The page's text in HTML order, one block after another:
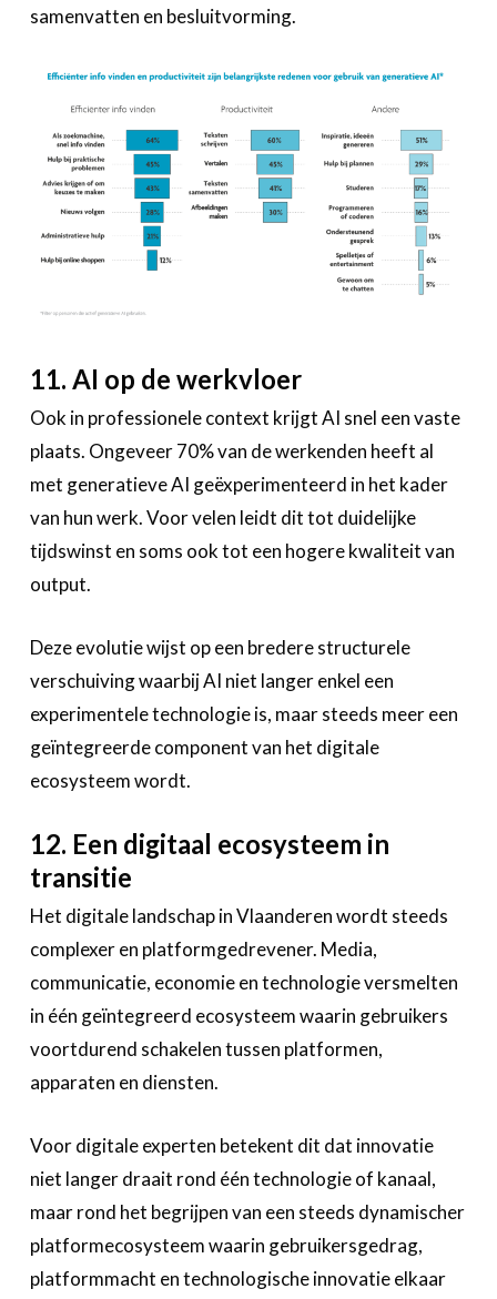
samenvatten en besluitvorming.
11. AI op de werkvloer
Ook in professionele context krijgt AI snel een vaste
plaats. Ongeveer 70% van de werkenden heeft al
met generatieve AI geëxperimenteerd in het kader
van hun werk. Voor velen leidt dit tot duidelijke
tijdswinst en soms ook tot een hogere kwaliteit van
output.
Deze evolutie wijst op een bredere structurele
verschuiving waarbij AI niet langer enkel een
experimentele technologie is, maar steeds meer een
geïntegreerde component van het digitale
ecosysteem wordt.
12. Een digitaal ecosysteem in
transitie
Het digitale landschap in Vlaanderen wordt steeds
complexer en platformgedrevener. Media,
communicatie, economie en technologie versmelten
in één geïntegreerd ecosysteem waarin gebruikers
voortdurend schakelen tussen platformen,
apparaten en diensten.
Voor digitale experten betekent dit dat innovatie
niet langer draait rond één technologie of kanaal,
maar rond het begrijpen van een steeds dynamischer
platformecosysteem waarin gebruikersgedrag,
platformmacht en technologische innovatie elkaar